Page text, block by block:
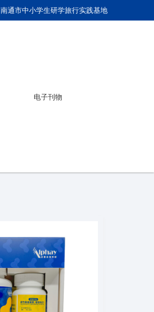
南通市中小学生研学旅行实践基地
电子刊物